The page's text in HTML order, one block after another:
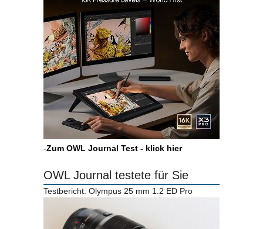
-Zum OWL Journal Test - klick hier
OWL Journal testete für Sie
Testbericht: Olympus 25 mm 1.2 ED Pro